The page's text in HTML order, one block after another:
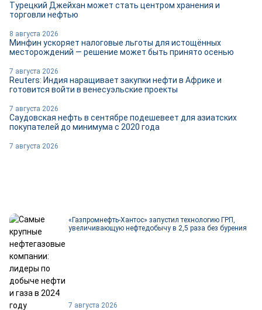
Турецкий Джейхан может стать центром хранения и
торговли нефтью
8 августа 2026
Минфин ускоряет налоговые льготы для истощённых
месторождений — решение может быть принято осенью
7 августа 2026
Reuters: Индия наращивает закупки нефти в Африке и
готовится войти в венесуэльские проекты
7 августа 2026
Саудовская нефть в сентябре подешевеет для азиатских
покупателей до минимума с 2020 года
7 августа 2026
«Газпромнефть-Хантос» запустил технологию ГРП,
увеличивающую нефтедобычу в 2,5 раза без бурения
7 августа 2026